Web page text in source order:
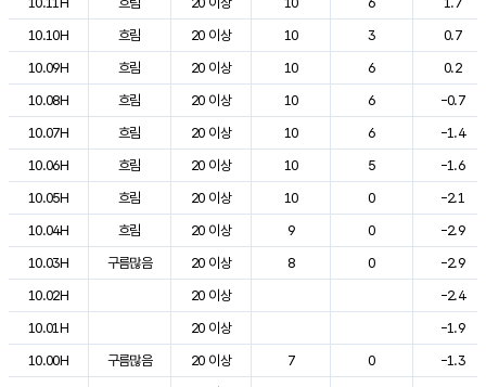
10.10H
흐림 20 이상 10 3
0.7
10.09H
흐림 20 이상 10 6
0.2
10.08H
흐림 20 이상 10 6
-0.7
10.07H
흐림 20 이상 10 6
-1.4
10.06H
흐림 20 이상 10 5
-1.6
10.05H
흐림 20 이상 10 0
-2.1
10.04H
흐림 20 이상 9 0
-2.9
10.03H
구름많음 20 이상 8 0
-2.9
10.02H
20 이상
-2.4
10.01H
20 이상
-1.9
10.00H
구름많음 20 이상 7 0
-1.3